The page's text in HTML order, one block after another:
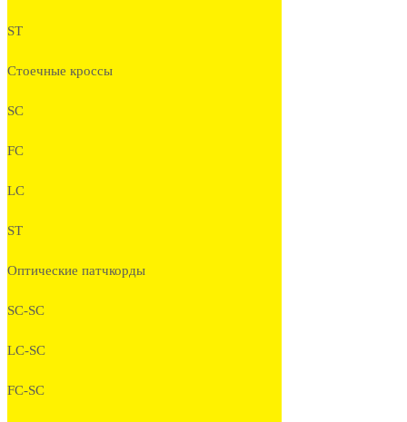
ST
Стоечные кроссы
SC
FC
LC
ST
Оптические патчкорды
SC-SC
LC-SC
FC-SC